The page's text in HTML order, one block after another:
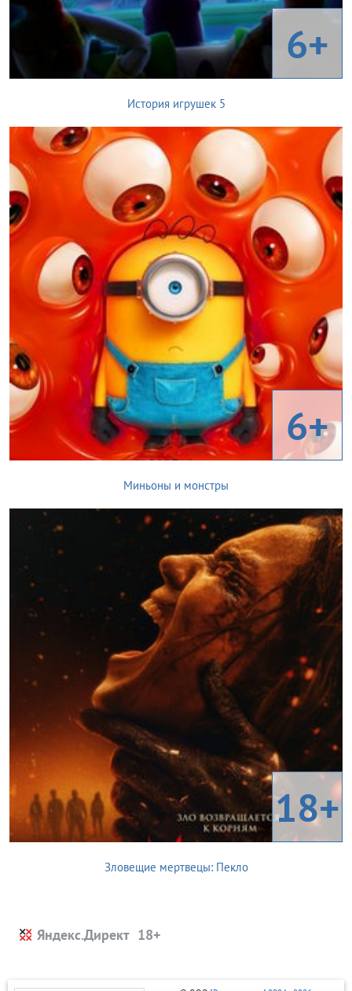
6+
История игрушек 5
6+
Миньоны и монстры
18+
Зловещие мертвецы: Пекло
Яндекс.Директ